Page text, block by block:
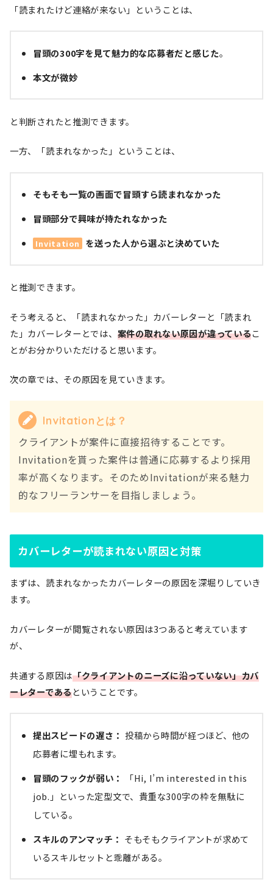
「読まれたけど連絡が来ない」ということは、
冒頭の300字を見て魅力的な応募者だと感じた。
本文が微妙
と判断されたと推測できます。
一方、「読まれなかった」ということは、
そもそも一覧の画面で冒頭すら読まれなかった
冒頭部分で興味が持たれなかった
Invitation を送った人から選ぶと決めていた
と推測できます。
そう考えると、「読まれなかった」カバーレターと「読まれ
た」カバーレターとでは、 案件の取れない原因が違っているこ
とがお分かりいただけると思います。
次の章では、その原因を見ていきます。
Invitationとは？
クライアントが案件に直接招待することです。
Invitationを貰った案件は普通に応募するより採用
率が高くなります。そのためInvitationが来る魅力
的なフリーランサーを目指しましょう。
カバーレターが読まれない原因と対策
まずは、読まれなかったカバーレターの原因を深堀りしていき
ます。
カバーレターが閲覧されない原因は3つあると考えています
が、
共通する原因は「クライアントのニーズに沿っていない」カバ
ーレターであるということです。
提出スピードの遅さ： 投稿から時間が経つほど、他の
応募者に埋もれます。
冒頭のフックが弱い：
「Hi, I’m interested in this
job.」といった定型文で、貴重な300字の枠を無駄に
している。
スキルのアンマッチ： そもそもクライアントが求めて
いるスキルセットと乖離がある。